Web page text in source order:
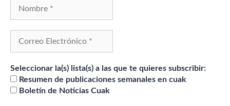
Seleccionar la(s) lista(s) a las que te quieres subscribir:
Resumen de publicaciones semanales en cuak
Boletín de Noticias Cuak